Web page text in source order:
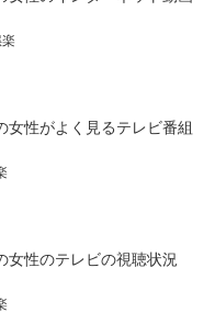
女性がよく見るテレビ番組
女性のテレビの視聴状況